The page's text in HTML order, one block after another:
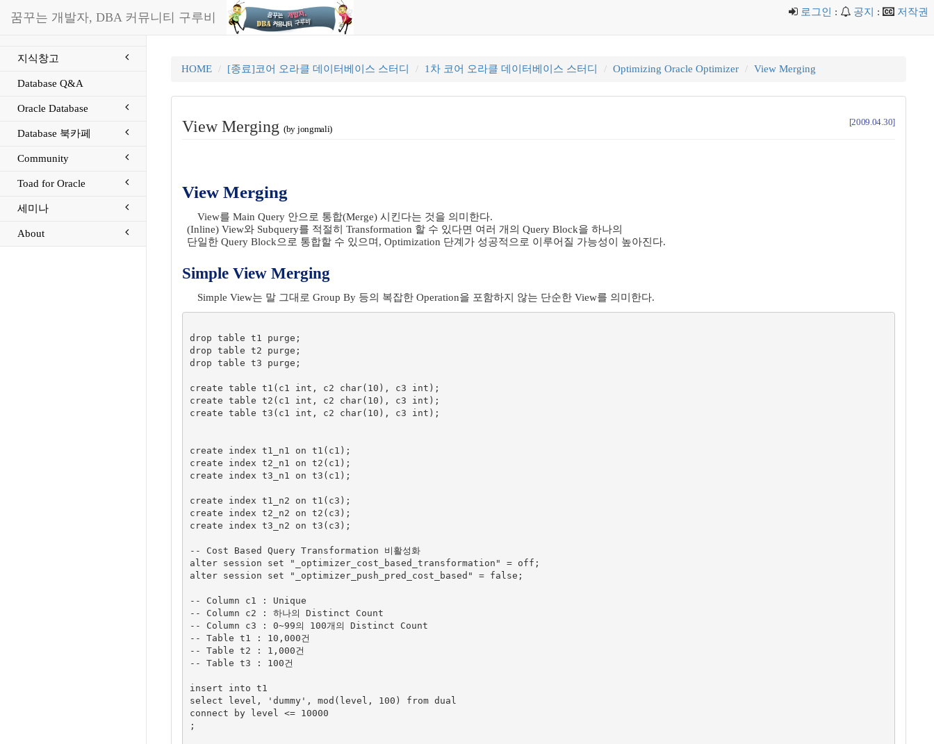
꿈꾸는 개발자, DBA 커뮤니티 구루비 로그인 : 공지 : 저작권
지식창고
Database Q&A
Oracle Database
Database 북카페
Community
Toad for Oracle
세미나
About
HOME [종료]코어 오라클 데이터베이스 스터디 1차 코어 오라클 데이터베이스 스터디 Optimizing Oracle Optimizer View Merging
View Merging (by jongmali)
[2009.04.30]
View Merging
View를 Main Query 안으로 통합(Merge) 시킨다는 것을 의미한다.
(Inline) View와 Subquery를 적절히 Transformation 할 수 있다면 여러 개의 Query Block을 하나의
단일한 Query Block으로 통합할 수 있으며, Optimization 단계가 성공적으로 이루어질 가능성이 높아진다.
Simple View Merging
Simple View는 말 그대로 Group By 등의 복잡한 Operation을 포함하지 않는 단순한 View를 의미한다.
drop table t1 purge;
drop table t2 purge;
drop table t3 purge;
create table t1(c1 int, c2 char(10), c3 int);
create table t2(c1 int, c2 char(10), c3 int);
create table t3(c1 int, c2 char(10), c3 int);
create index t1_n1 on t1(c1);
create index t2_n1 on t2(c1);
create index t3_n1 on t3(c1);
create index t1_n2 on t1(c3);
create index t2_n2 on t2(c3);
create index t3_n2 on t3(c3);
-- Cost Based Query Transformation 비활성화
alter session set "_optimizer_cost_based_transformation" = off;
alter session set "_optimizer_push_pred_cost_based" = false;
-- Column c1 : Unique
-- Column c2 : 하나의 Distinct Count
-- Column c3 : 0~99의 100개의 Distinct Count
-- Table t1 : 10,000건
-- Table t2 : 1,000건
-- Table t3 : 100건
insert into t1
select level, 'dummy', mod(level, 100) from dual
connect by level <= 10000
;